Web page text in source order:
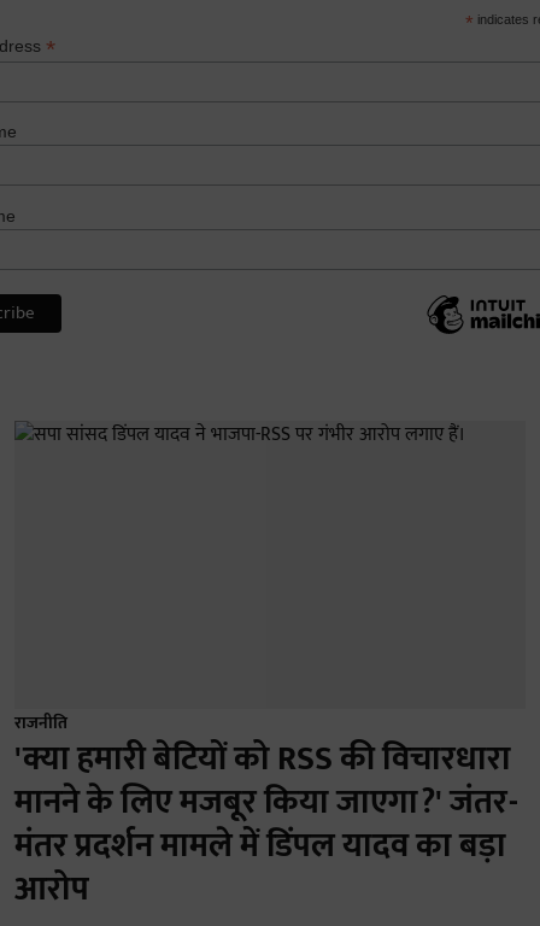
* indicates
*
राजनीति
'क्या हमारी बेटियों को RSS की विचारधारा
मानने के लिए मजबूर किया जाएगा?' जंतर-
मंतर प्रदर्शन मामले में डिंपल यादव का बड़ा
आरोप